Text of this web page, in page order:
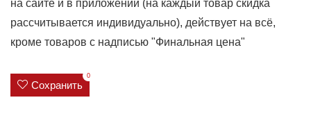
на сайте и в приложении (на каждый товар скидка
рассчитывается индивидуально), действует на всё,
кроме товаров с надписью "Финальная цена"
Сохранить
0